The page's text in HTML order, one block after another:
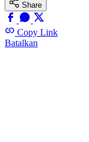
Share
Copy Link
Batalkan